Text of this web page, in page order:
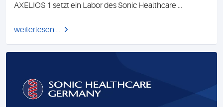
AXELIOS 1 setzt ein Labor des Sonic Healthcare ...
weiterlesen ...